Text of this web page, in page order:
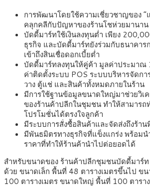
การพัฒนาโดยใช้ความเชี่ยวชาญของ “
คลุกคลีกับปัญหาของร้านโชห่วยมานาน
บัดดี้มาร์ทใช้เงินลงทุนต่ำ เพียง
ธุรกิจ และบัดดี้มาร์ทยังร่วมกับธนาคาร
เข้าถึงสินเชื่อดอกเบี้ยต่ำ
บัดดี้มาร์ทลงทุนให้คู่ค้า มูลค่าประมาณ
ค่าติดตั้งระบบ POS ระบบบริหารจัดก
วาง ตู้แช่ และสินค้าทั้งหมดภายในร้าน
มีการใช้ฐานข้อมูลขนาดใหญ่มาช่วยวิเ
ของร้านค้าปลีกในชุมชน ทำให้สามารถ
โปรโมชั่นได้ตรงใจลูกค้า
มีระบบการสั่งซื้อสินค้าและจัดส่งถึงร้าน
มีพันธมิตรทางธุรกิจที่แข็งแกร่ง พร้อม
ราคาที่ทำให้ร้านค้านำไปต่อยอดได้
สำหรับขนาดของ ร้านค้าปลีกชุมชนบัดดี้มาร์
ด้วย ขนาดเล็ก พื้นที่ 48 ตารางเมตรขึ้นไป ข
100 ตารางเมตร ขนาดใหญ่ พื้นที่ 100 ตารา